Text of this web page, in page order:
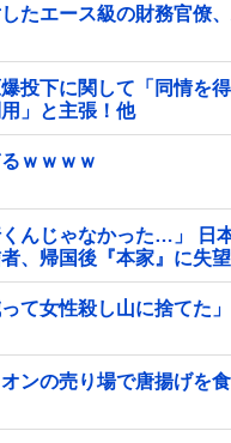
したエース級の財務官僚
投下に関して「同情を
」と主張！他
ｗｗｗｗ
んじゃなかった…」 日
、帰国後『本家』に失
て女性殺し山に捨てた」
オンの売り場で唐揚げを